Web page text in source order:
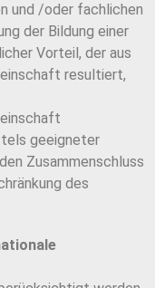
und /oder fachlichen
der Bildung einer
Vorteil, der aus
resultiert,
geeigneter
Zusammenschluss
des